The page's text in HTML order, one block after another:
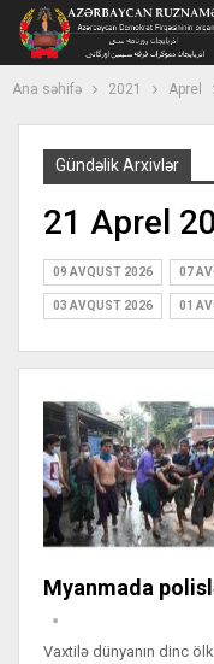
Ana səhifə 2021 Aprel
Gündəlik Arxivlər
21 Aprel
09 AVQUST 2026 07
03 AVQUST 2026 01
Myanmada
Vaxtilə dünyanın dinc